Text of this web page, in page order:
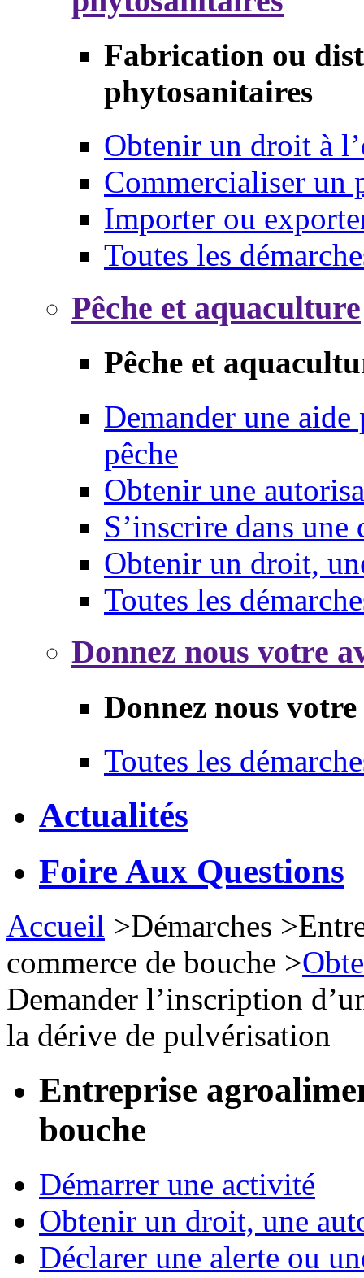
Fabrication ou
phytosanitaires
Obtenir un droit à
Commercialiser un
Importer ou
Toutes les
Pêche et aquaculture
Pêche et
Demander une
pêche
Obtenir une
S’inscrire dans une
Obtenir un droit,
Toutes les
Donnez nous votre
Donnez nous
Toutes les
Actualités
Foire Aux Questions
Accueil >Démarches >
commerce de bouche >
Demander l’inscription
la dérive de pulvérisation
Entreprise
bouche
Démarrer une activité
Obtenir un droit, une
Déclarer une alerte ou